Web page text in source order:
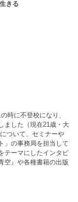
きる
時に不登校になり、
ました（現在21歳・大
ついて、セミナーや
」の事務局を担当して
テーマにしたインタビ
空』や各種書籍の出版